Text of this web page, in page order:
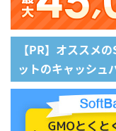
【PR】オススメ
ットのキャッシュ